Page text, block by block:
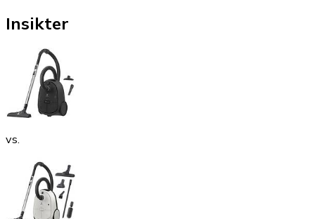
Insikter
vs.